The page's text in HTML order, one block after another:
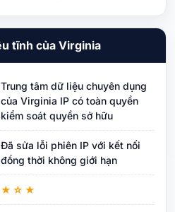
tĩnh của Virginia
Trung tâm dữ liệu chuyên dụng
của Virginia IP có toàn quyền
kiểm soát quyền sở hữu
Đã sửa lỗi phiên IP với kết nối
đồng thời không giới hạn
★☆★